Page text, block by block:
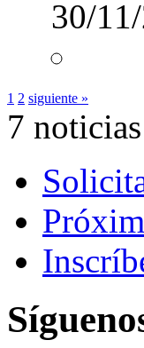
30/
1 2 siguiente »
7